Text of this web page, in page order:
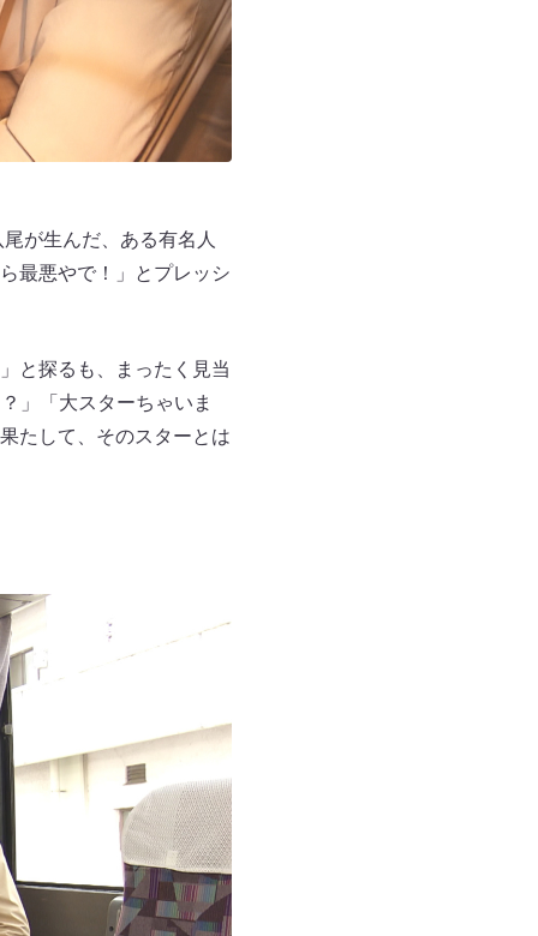
が生んだ、ある有名人
最悪やで！」とプレッシ
と探るも、まったく見当
」「大スターちゃいま
たして、そのスターとは